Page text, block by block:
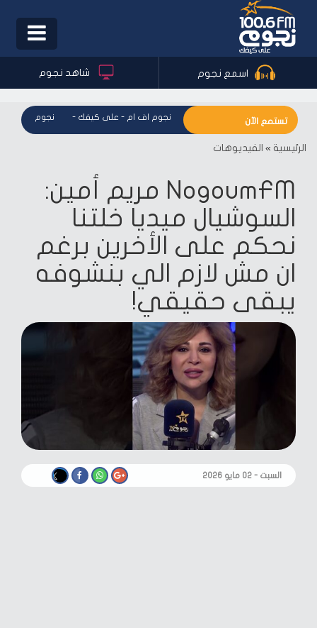
Toggle
اسمع نجوم شاهد نجوم
تستمع الآن
نجوم اف ام - على كيفك - نجوم اف ام - على كيفك نجوم اف ام -
الرئيسية » الفيديوهات
NogoumFM مريم أمين:
السوشيال ميديا خلتنا
نحكم على الأخرين برغم
ان مش لازم الي بنشوفه
يبقى حقيقي!
السبت - ٠٢ مايو ٢٠٢٦